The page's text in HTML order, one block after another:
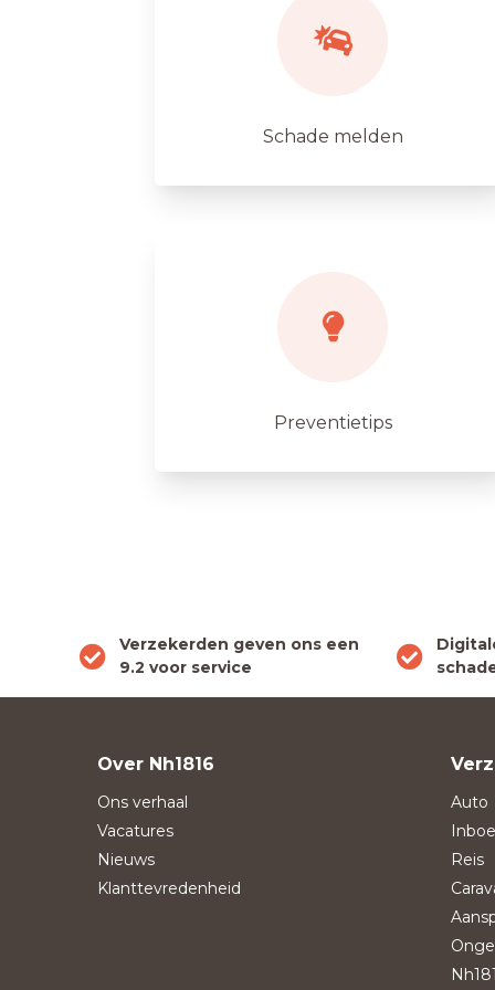
Schade melden
Preventietips
Verzekerden geven ons een
9.2 voor service
Over Nh1816
Ons verhaal
Vacatures
Nieuws
Klanttevredenheid
Auto
Reis